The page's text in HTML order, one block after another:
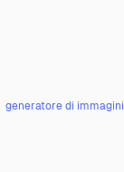
generatore di immagini